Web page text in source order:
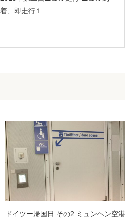
着、即走行１
ドイツー帰国日 その2 ミュンヘン空港